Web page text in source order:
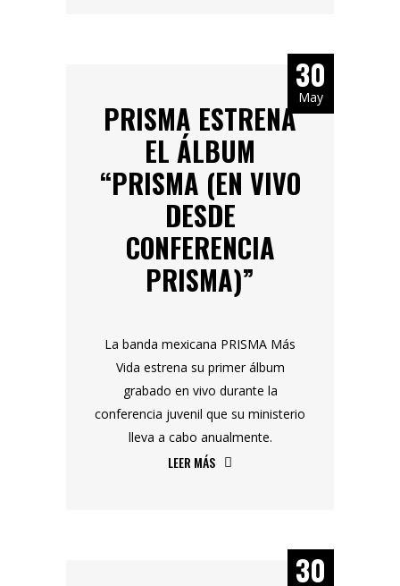
30
May
PRISMA ESTRENA
EL ÁLBUM
“PRISMA (EN VIVO
DESDE
CONFERENCIA
PRISMA)”
La banda mexicana PRISMA Más
Vida estrena su primer álbum
grabado en vivo durante la
conferencia juvenil que su ministerio
lleva a cabo anualmente.
LEER MÁS
30